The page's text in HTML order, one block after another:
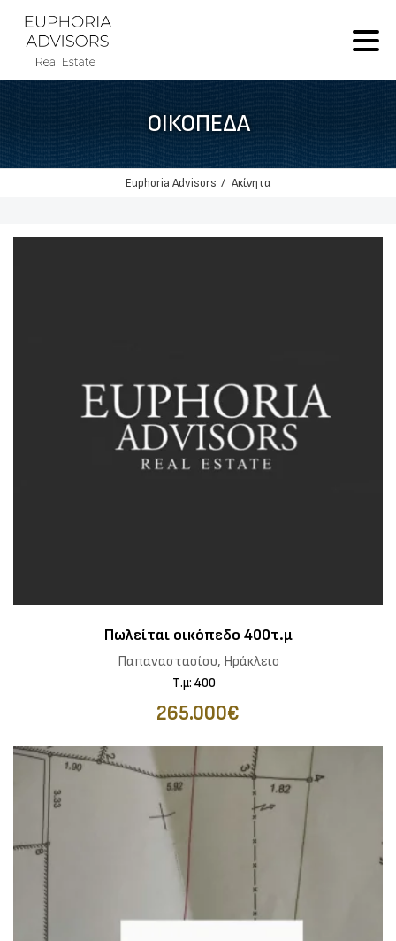
ΟΙΚΌΠΕΔΑ
Euphoria Advisors Ακίνητα
Πωλείται οικόπεδο 400τ.μ
Παπαναστασίου, Ηράκλειο
Τ.μ: 400
265.000€